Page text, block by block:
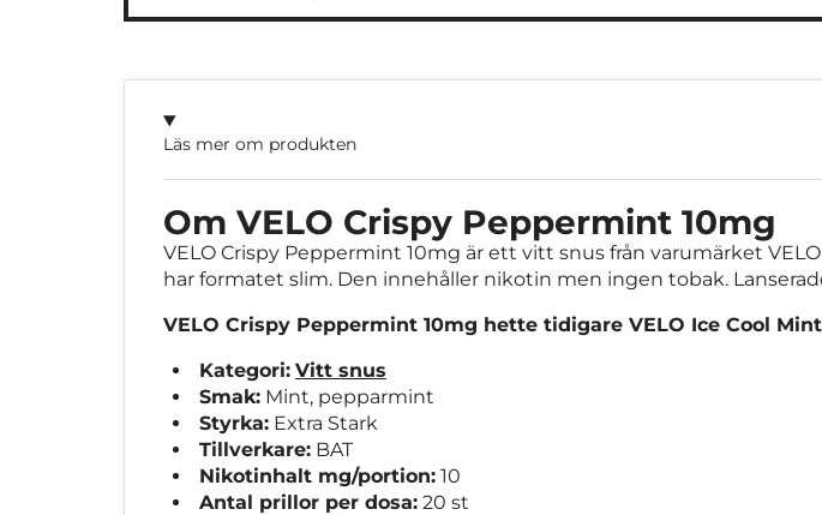
Läs mer om produkten
Om VELO Crispy Peppermint 10mg
VELO Crispy Peppermint 10mg är ett vitt snus från varumärket
har formatet slim. Den innehåller nikotin men ingen tobak.
VELO Crispy Peppermint 10mg hette tidigare VELO Ice Cool
Kategori: Vitt snus
Smak: Mint, pepparmint
Styrka: Extra Stark
Tillverkare: BAT
Nikotinhalt mg/portion: 10
Antal prillor per dosa: 20 st